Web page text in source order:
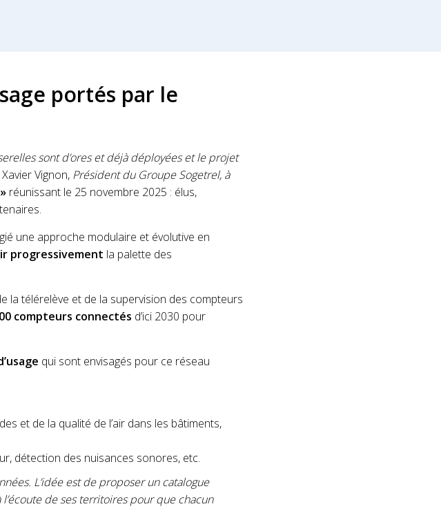
portés par le
sont d’ores et déjà déployées et le projet
Vignon, Président du Groupe Sogetrel, à
réunissant le 25 novembre 2025 : élus,
une approche modulaire et évolutive en
progressivement la palette des
la télérelève et de la supervision des compteurs
compteurs connectés d’ici 2030 pour
qui sont envisagés pour ce réseau
et de la qualité de l’air dans les bâtiments,
détection des nuisances sonores, etc.
L’idée est de proposer un catalogue
de ses territoires pour que chacun